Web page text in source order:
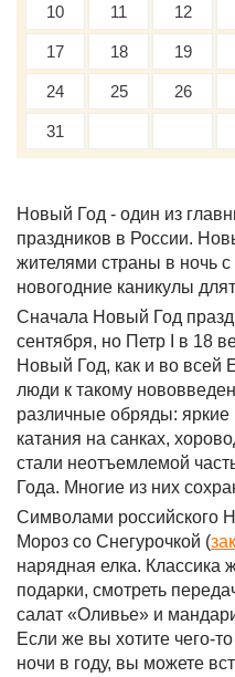
10 11 12
17 18 19
24 25 26
31
Новый Год - один из
праздников в России.
жителями страны в ночь
новогодние каникулы
Сначала Новый Год
сентября, но Петр I в 18
Новый Год, как и во всей
люди к такому
различные обряды:
катания на санках,
стали неотъемлемой
Года. Многие из них
Символами российского
Мороз со Снегурочкой (
нарядная елка. Классика
подарки, смотреть
салат «Оливье» и
Если же вы хотите чего-
ночи в году, вы можете